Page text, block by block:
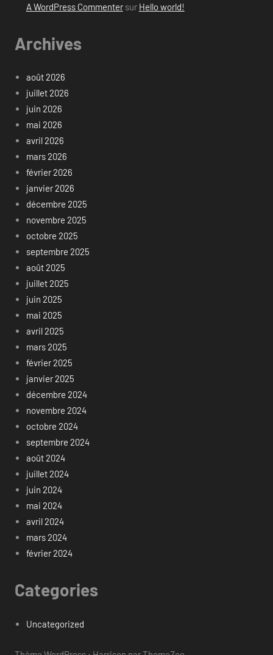
A WordPress Commentersur Hello world!
Archives
août 2026
juillet 2026
juin 2026
mai 2026
avril 2026
mars 2026
février 2026
janvier 2026
décembre 2025
novembre 2025
octobre 2025
septembre 2025
août 2025
juillet 2025
juin 2025
mai 2025
avril 2025
mars 2025
février 2025
janvier 2025
décembre 2024
novembre 2024
octobre 2024
septembre 2024
août 2024
juillet 2024
juin 2024
mai 2024
avril 2024
mars 2024
février 2024
Categories
Uncategorized